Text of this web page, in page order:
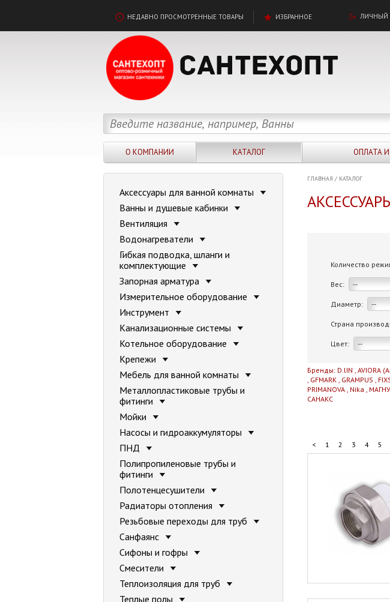
НЕДАВНО ПРОСМОТРЕННЫЕ ТОВАРЫ ИЗБРАННОЕ ЛИЧНЫЙ
О КОМПАНИИ КАТАЛОГ ОПЛАТА
ГЛАВНАЯ / КАТАЛОГ
Количество
Вес: --
Диаметр: --
Страна
Цвет: --
Бренды: D.lIN , AVIORA
, GFMARK , GRAMPUS ,
PRIMANOVA , Nika ,
САНАКС
< 1 2 3 4 5
Аксессуары для ванной комнаты
Ванны и душевые кабинки
Вентиляция
Водонагреватели
Гибкая подводка, шланги и
комплектующие
Запорная арматура
Измерительное оборудование
Инструмент
Канализационные системы
Котельное оборудование
Крепежи
Мебель для ванной комнаты
Металлопластиковые трубы и
фитинги
Мойки
Насосы и гидроаккумуляторы
ПНД
Полипропиленовые трубы и
фитинги
Полотенцесушители
Радиаторы отопления
Резьбовые переходы для труб
Санфаянс
Сифоны и гофры
Смесители
Теплоизоляция для труб
Теплые полы